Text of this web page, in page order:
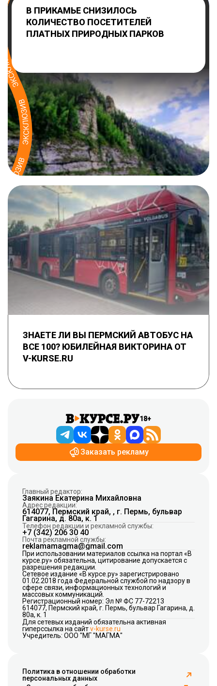
В ПРИКАМЬЕ СНИЗИЛОСЬ
КОЛИЧЕСТВО ПОСЕТИТЕЛЕЙ
ПЛАТНЫХ ПРИРОДНЫХ ПАРКОВ
ЗНАЕТЕ ЛИ ВЫ ПЕРМСКИЙ АВТОБУС НА
ВСЕ 100? ЮБИЛЕЙНАЯ ВИКТОРИНА ОТ
V-KURSE.RU
18+
Заказать рекламу
Главный редактор:
Заякина Екатерина Михайловна
Адрес редакции:
614077, Пермский край, , г. Пермь, бульвар
Гагарина, д. 80а, к. 1
Телефон редакции и рекламной службы:
+7 (342) 206 30 40
Почта рекламной службы:
reklamamagma@gmail.com
При использовании материалов ссылка на портал «В
курсе.ру» обязательна, цитирование допускается с
разрешения редакции.
Сетевое издание «В курсе.ру» зарегистрировано
01.02.2018 года Федеральной службой по надзору в
сфере связи, информационных технологий и
массовых коммуникаций.
Регистрационный номер: Эл № ФС 77-72213
614077, Пермский край, г. Пермь, бульвар Гагарина, д.
80а, к. 1
Для сетевых изданий обязательна активная
гиперссылка на сайтv-kurse.ru
Учредитель: ООО "МГ "МАГМА"
Политика в отношении обработки
персональных данных